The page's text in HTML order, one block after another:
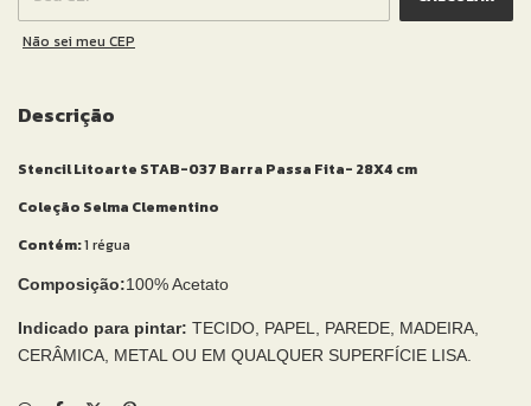
Não sei meu CEP
Descrição
Stencil Litoarte STAB-037 Barra Passa Fita- 28X4 cm
Coleção Selma Clementino
Contém:1 régua
Composição:100% Acetato
Indicado para pintar: TECIDO, PAPEL, PAREDE, MADEIRA,
CERÂMICA, METAL OU EM QUALQUER SUPERFÍCIE LISA.